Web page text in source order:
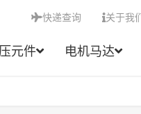
元件 电机马达
快递查询 关于我们